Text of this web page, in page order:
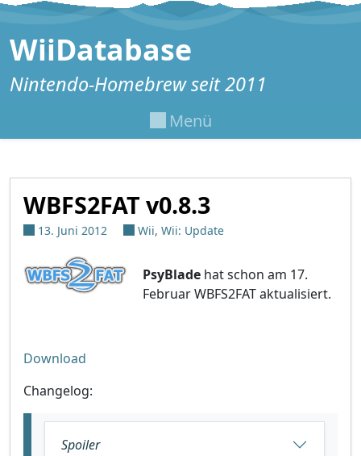
Zum Inhalt springen
WiiDatabase
Nintendo-Homebrew seit 2011
Menü
WBFS2FAT v0.8.3
13. Juni 2012 Wii, Wii: Update
PsyBlade hat schon am 17.
Februar WBFS2FAT aktualisiert.
Download
Changelog:
Spoiler